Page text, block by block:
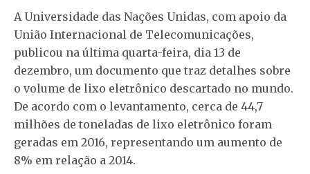
A Universidade das Nações Unidas, com apoio da
União Internacional de Telecomunicações,
publicou na última quarta-feira, dia 13 de
dezembro, um documento que traz detalhes sobre
o volume de lixo eletrônico descartado no mundo.
De acordo com o levantamento, cerca de 44,7
milhões de toneladas de lixo eletrônico foram
geradas em 2016, representando um aumento de
8% em relação a 2014.